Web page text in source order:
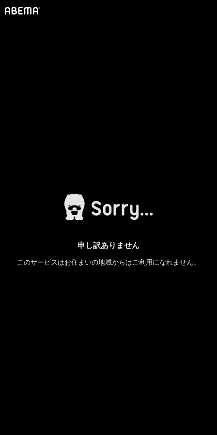
申し訳ありません
このサービスはお住まいの地域からはご利用になれません。